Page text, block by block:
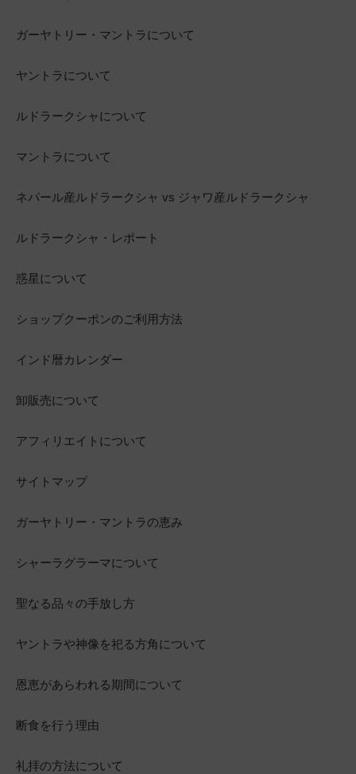
ガーヤトリー・マントラについて
ヤントラについて
ルドラークシャについて
マントラについて
ネパール産ルドラークシャ vs ジャワ産ルドラークシャ
ルドラークシャ・レポート
惑星について
ショップクーポンのご利用方法
インド暦カレンダー
卸販売について
アフィリエイトについて
サイトマップ
ガーヤトリー・マントラの恵み
シャーラグラーマについて
聖なる品々の手放し方
ヤントラや神像を祀る方角について
恩恵があらわれる期間について
断食を行う理由
礼拝の方法について